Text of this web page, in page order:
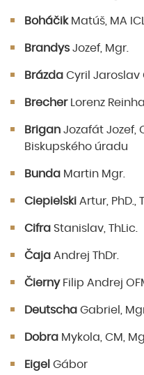
BoháčikMatúš, MA
Brandys Jozef, Mgr.
Brázda Cyril Jaroslav
BrecherLorenz
Brigan Jozafát Jozef,
Biskupského úradu
Bunda Martin Mgr.
Ciepielski Artur, PhD.,
Cifra Stanislav, ThLic.
Čaja Andrej ThDr.
ČiernyFilip Andrej
Deutscha Gabriel,
Dobra Mykola, CM,
Eigel Gábor